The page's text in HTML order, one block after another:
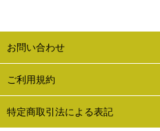
お問い合わせ
ご利用規約
特定商取引法による表記